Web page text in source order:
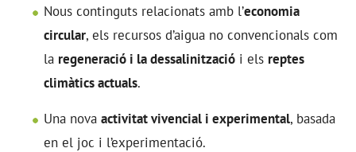
Nous continguts relacionats amb l’economia
circular, els recursos d’aigua no convencionals com
la regeneració i la dessalinització i els reptes
climàtics actuals.
Una nova activitat vivencial i experimental, basada
en el joc i l’experimentació.